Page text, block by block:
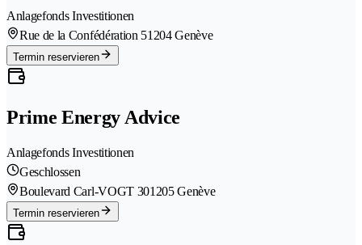
Anlagefonds Investitionen
Rue de la Confédération 51204 Genève
Termin reservieren
Prime Energy Advice
Anlagefonds Investitionen
Geschlossen
Boulevard Carl-VOGT 301205 Genève
Termin reservieren